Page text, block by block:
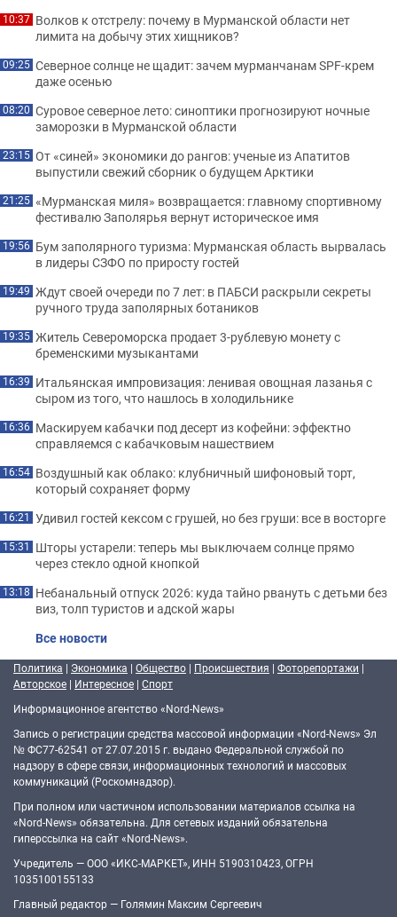
10:37 Волков к отстрелу: почему в Мурманской области нет
лимита на добычу этих хищников?
09:25 Северное солнце не щадит: зачем мурманчанам SPF-крем
даже осенью
08:20 Суровое северное лето: синоптики прогнозируют ночные
заморозки в Мурманской области
23:15 От «синей» экономики до рангов: ученые из Апатитов
выпустили свежий сборник о будущем Арктики
21:25 «Мурманская миля» возвращается: главному спортивному
фестивалю Заполярья вернут историческое имя
19:56 Бум заполярного туризма: Мурманская область вырвалась
в лидеры СЗФО по приросту гостей
19:49 Ждут своей очереди по 7 лет: в ПАБСИ раскрыли секреты
ручного труда заполярных ботаников
19:35 Житель Североморска продает 3-рублевую монету с
бременскими музыкантами
16:39 Итальянская импровизация: ленивая овощная лазанья с
сыром из того, что нашлось в холодильнике
16:36 Маскируем кабачки под десерт из кофейни: эффектно
справляемся с кабачковым нашествием
16:54 Воздушный как облако: клубничный шифоновый торт,
который сохраняет форму
16:21 Удивил гостей кексом с грушей, но без груши: все в восторге
15:31 Шторы устарели: теперь мы выключаем солнце прямо
через стекло одной кнопкой
13:18 Небанальный отпуск 2026: куда тайно рвануть с детьми без
виз, толп туристов и адской жары
Все новости
Политика | Экономика | Общество | Происшествия | Фоторепортажи |
Авторское | Интересное | Спорт
Информационное агентство «Nord-News»
Запись о регистрации средства массовой информации «Nord-News» Эл
№ ФС77-62541 от 27.07.2015 г. выдано Федеральной службой по
надзору в сфере связи, информационных технологий и массовых
коммуникаций (Роскомнадзор).
При полном или частичном использовании материалов ссылка на
«Nord-News» обязательна. Для сетевых изданий обязательна
гиперссылка на сайт «Nord-News».
Учредитель — ООО «ИКС-МАРКЕТ», ИНН 5190310423, ОГРН
1035100155133
Главный редактор — Голямин Максим Сергеевич